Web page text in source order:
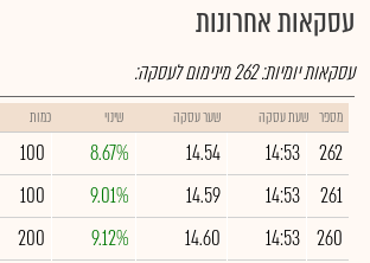
עסקאות אחרונות
עסקאות יומיות:262מינימום לעסקה:
מספר שעת עסקה שער עסקה שינוי כמות
262
14:53
14.54
8.67%
100
261
14:53
14.59
9.01%
100
260
14:53
14.60
9.12%
200